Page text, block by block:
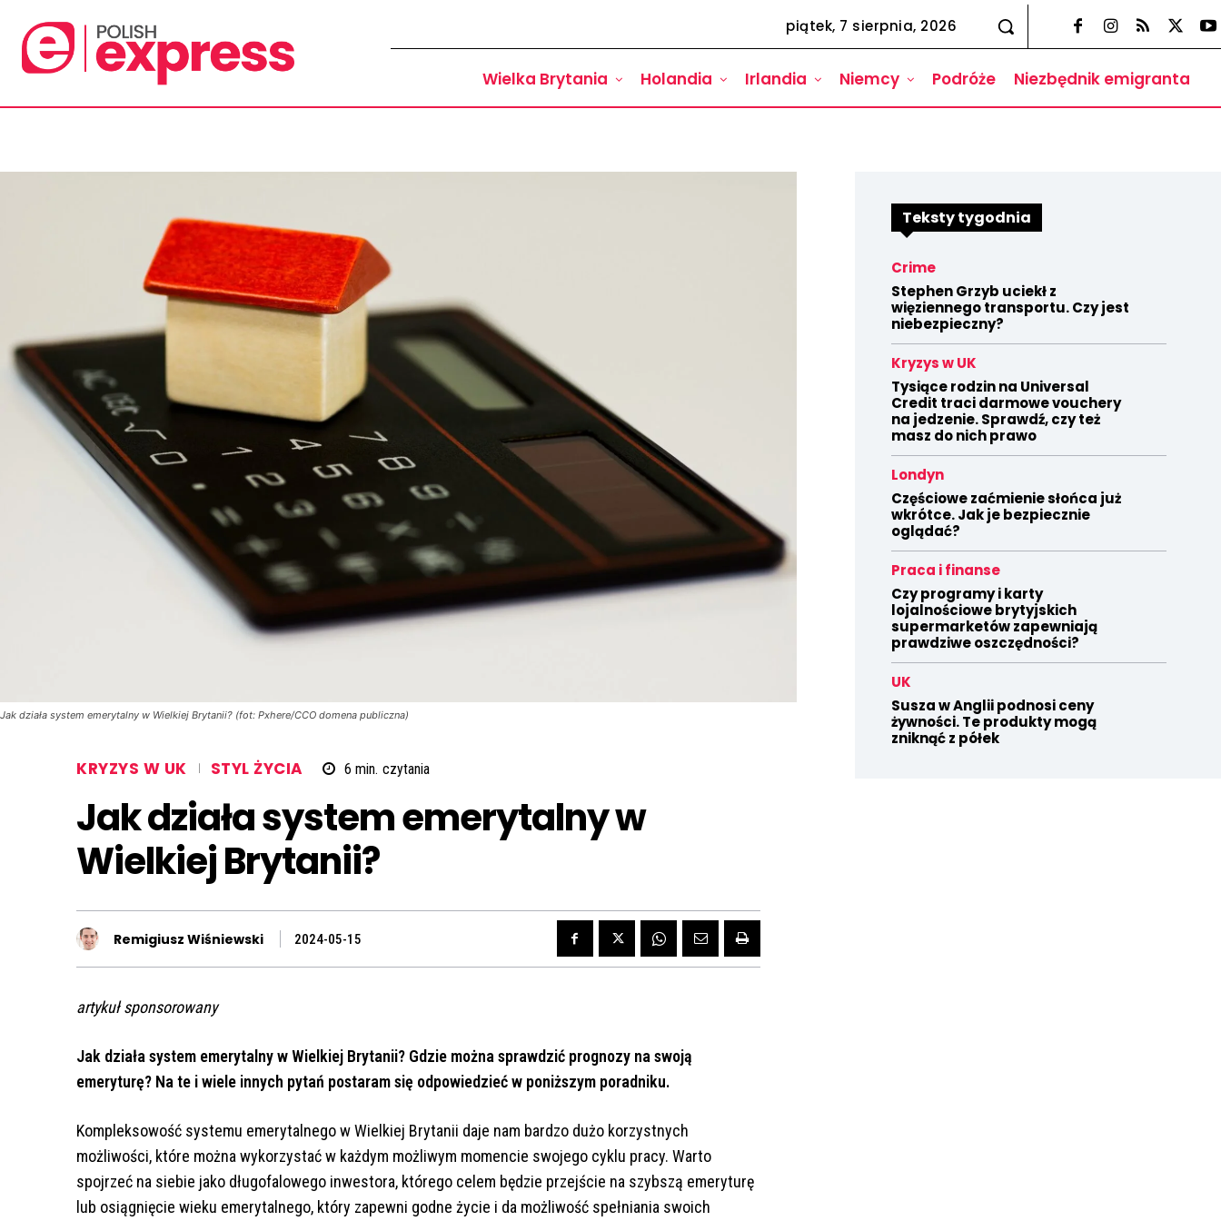
piątek, 7 sierpnia, 2026
Wielka Brytania Holandia Irlandia Niemcy Podróże Niezbędnik emigranta
Jak działa system emerytalny w Wielkiej Brytanii? (fot: Pxhere/CCO domena publiczna)
KRYZYS W UK STYL ŻYCIA 6 min. czytania
Jak działa system emerytalny w
Wielkiej Brytanii?
Remigiusz Wiśniewski 2024-05-15
artykuł sponsorowany
Jak działa system emerytalny w Wielkiej Brytanii? Gdzie można sprawdzić prognozy na swoją
emeryturę? Na te i wiele innych pytań postaram się odpowiedzieć w poniższym poradniku.
Kompleksowość systemu emerytalnego w Wielkiej Brytanii daje nam bardzo dużo korzystnych
możliwości, które można wykorzystać w każdym możliwym momencie swojego cyklu pracy. Warto
spojrzeć na siebie jako długofalowego inwestora, którego celem będzie przejście na szybszą emeryturę
lub osiągnięcie wieku emerytalnego, który zapewni godne życie i da możliwość spełniania swoich
Teksty tygodnia
Crime
Stephen Grzyb uciekł z
więziennego transportu. Czy jest
niebezpieczny?
Kryzys w UK
Tysiące rodzin na Universal
Credit traci darmowe vouchery
na jedzenie. Sprawdź, czy też
masz do nich prawo
Londyn
Częściowe zaćmienie słońca już
wkrótce. Jak je bezpiecznie
oglądać?
Praca i finanse
Czy programy i karty
lojalnościowe brytyjskich
supermarketów zapewniają
prawdziwe oszczędności?
UK
Susza w Anglii podnosi ceny
żywności. Te produkty mogą
zniknąć z półek